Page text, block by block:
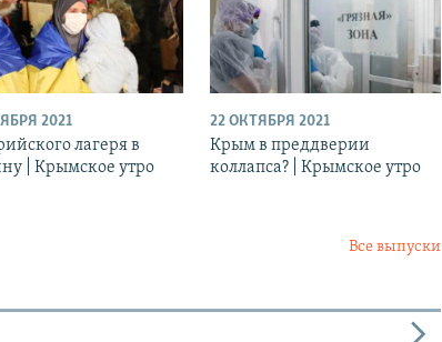
2021
лагеря в
| Крымское утро
22 ОКТЯБРЯ 2021
Крым в преддверии
коллапса? | Крымское утро
Все выпуски